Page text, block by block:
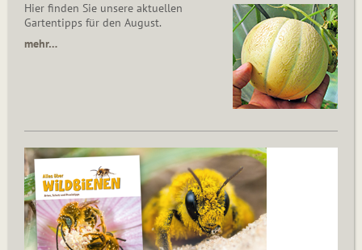
Hier finden Sie unsere aktuellen
Gartentipps für den August.
mehr…